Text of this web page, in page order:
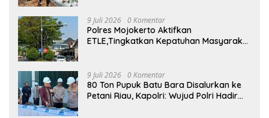
9 Juli 2026 0 Komentar
Polres Mojokerto Aktifkan
ETLE,Tingkatkan Kepatuhan Masyarakat
9 Juli 2026 0 Komentar
80 Ton Pupuk Batu Bara Disalurkan ke
Petani Riau, Kapolri: Wujud Polri Hadir